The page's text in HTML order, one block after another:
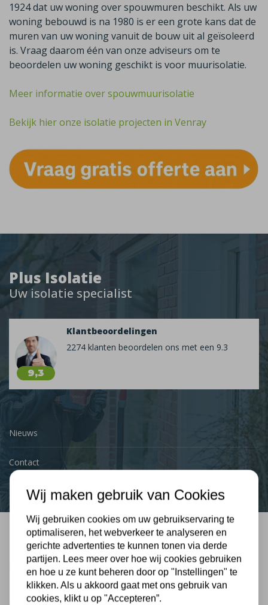
Plus Isolatie
Uw isolatie specialist
9,3
Klantbeoordelingen
2274 klanten beoordelen ons met een 9.3
Nieuws
Contact
Bel mij terug
Gratis, vrijblijvend advies
1924 dat uw woning over spouwmuren beschikt. Als uw
woning bebouwd is na 1980 is er een grote kans dat de
muren van uw woning vanuit de bouw uit al geïsoleerd
is. Vraag daarom één van onze adviseurs om te
beoordelen uw woning geschikt is voor muurisolatie.
Meer informatie over spouwmuurisolatie
Bekijk hier onze isolatie projecten in Venray
Wij maken gebruik van Cookies
Wij gebruiken cookies om uw gebruikservaring te
optimaliseren, het webverkeer te analyseren en
gerichte advertenties te kunnen tonen via derde
partijen. Lees meer over hoe wij cookies gebruiken
en hoe u ze kunt beheren door op "Instellingen" te
klikken. Als u akkoord gaat met ons gebruik van
cookies, klikt u op "Accepteren”.